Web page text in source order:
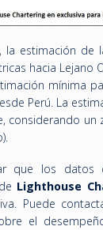
la estimación de
hacia Lejano
mínima
Perú. La
considerando
que los datos
Lighthouse
Puede
el